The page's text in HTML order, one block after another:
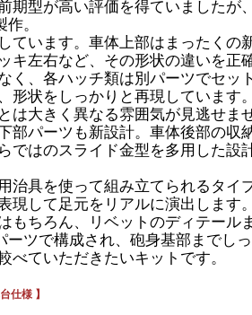
型が高い評価を得ていましたが
。
います。車体上部はまったくの
左右など、その形状の違いを正
、各ハッチ類は別パーツでセット
状をしっかりと再現しています。
大きく異なる雰囲気が見逃せませ
パーツも新設計。車体後部の収
はのスライド金型を多用した設
具を使って組み立てられるタイ
して足元をリアルに演出します。
ちろん、リベットのディテール
ツで構成され、砲身基部までしっ
ていただきたいキットです。
仕様 】